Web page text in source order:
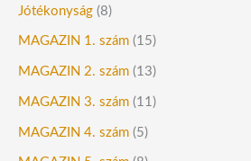
Jótékonyság (8)
MAGAZIN 1. szám (15)
MAGAZIN 2. szám (13)
MAGAZIN 3. szám (11)
MAGAZIN 4. szám (5)